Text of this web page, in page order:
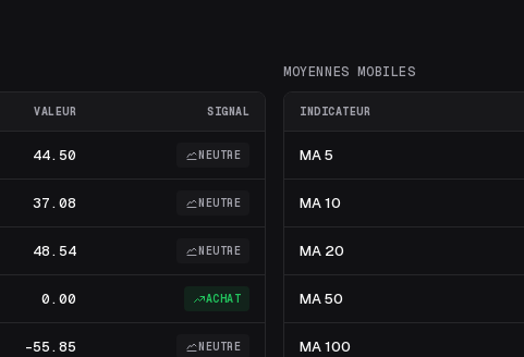
VALEUR SIGNAL
44.50 NEUTRE
37.08 NEUTRE
48.54 NEUTRE
0.00 ACHAT
-55.85 NEUTRE
MOYENNES MOBILES
INDICATEUR
MA 5
MA 10
MA 20
MA 50
MA 100